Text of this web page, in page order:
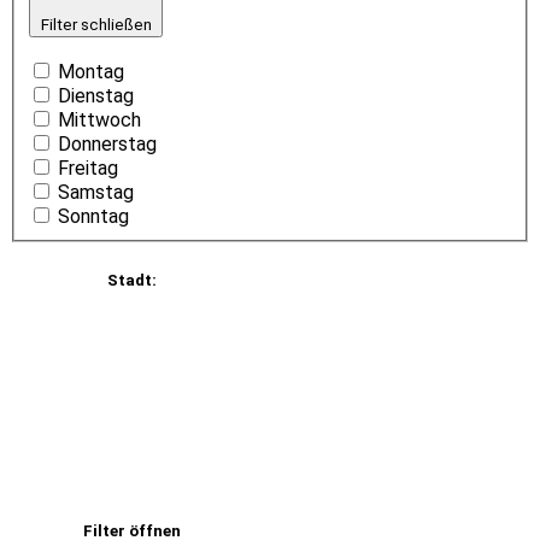
Filter schließen
Montag
Dienstag
Mittwoch
Donnerstag
Freitag
Samstag
Sonntag
Stadt:
Filter öffnen